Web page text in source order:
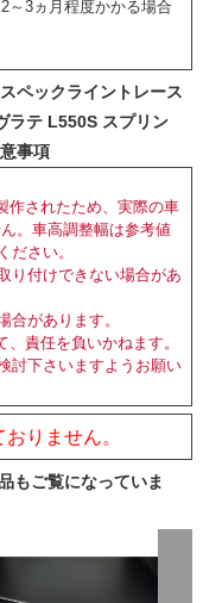
～3ヵ月程度かかる場合
ペックライントレース
ラテ L550S スプリン
事項
作されたため、実際の車
。車高調整幅は参考値
ださい。
り付けできない場合があ
があります。
責任を負いかねます。
討下さいますようお願い
りません。
もご覧になっていま